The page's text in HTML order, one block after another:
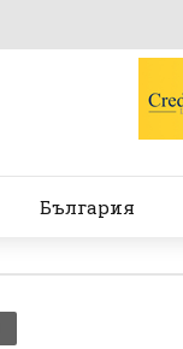
България